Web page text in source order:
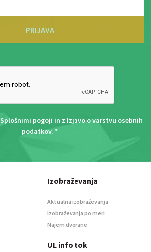
PRIJAVA
Splošnimi pogoji in z Izjavo o varstvu osebnih
podatkov. *
Izobraževanja
Aktualna izobraževanja
Izobraževanja po meri
Najem dvorane
UL info tok